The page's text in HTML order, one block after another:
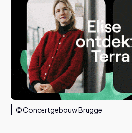
© Concertgebouw Brugge